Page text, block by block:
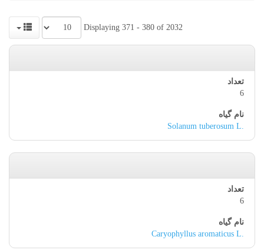
Displaying 371 - 380 of 2032
6
Solanum tuberosum L.
6
Caryophyllus aromaticus L.